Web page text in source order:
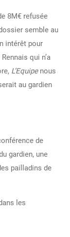
8M€ refusée
semble au
intérêt pour
qui n’a
L’Equipenous
au gardien
de
gardien, une
pailladins de
les